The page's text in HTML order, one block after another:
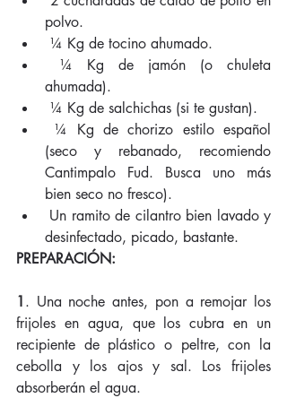
polvo.
¼ Kg de tocino ahumado.
ahumada).
¼ Kg de salchichas (si te gustan).
(seco y rebanado, recomiendo
Cantimpalo Fud. Busca uno más
bien seco no fresco).
desinfectado, picado, bastante.
PREPARACIÓN:
1. Una noche antes, pon a remojar los
frijoles en agua, que los cubra en un
recipiente de plástico o peltre, con la
cebolla y los ajos y sal. Los frijoles
absorberán el agua.